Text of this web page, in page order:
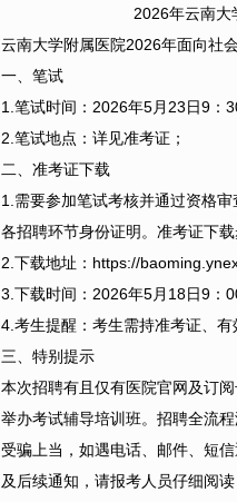
2026年云南大
云南大学附属医院2026年面向社
一、笔试
1.笔试时间：2026年5月23日9：
2.笔试地点：详见准考证；
二、准考证下载
1.需要参加笔试考核并通过资格
各招聘环节身份证明。准考证下
2.下载地址：https://
3.下载时间：2026年5月18日9：
4.考生提醒：考生需持准考证、
三、特别提示
本次招聘有且仅有医院官网及订
举办考试辅导培训班。招聘全流
受骗上当，如遇电话、邮件、短
及后续通知，请报考人员仔细阅